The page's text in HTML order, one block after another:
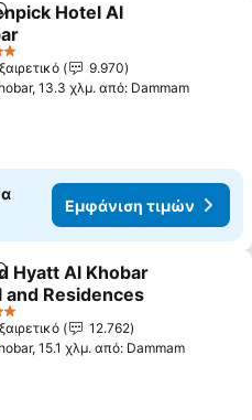
στα αγαπημένα
Hotel Al
9.970
13.3 χλμ. από: Dammam
Εμφάνιση τιμών
στα αγαπημένα
Hyatt Al Khobar
and Residences
12.762
15.1 χλμ. από: Dammam